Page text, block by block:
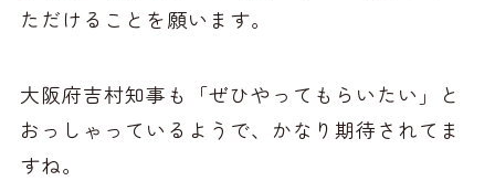
ただけることを願います。
大阪府吉村知事も「ぜひやってもらいたい」と
おっしゃっているようで、かなり期待されてま
すね。